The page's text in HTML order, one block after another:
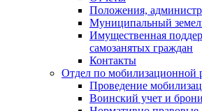
Положения,
Муниципальный
Имущественная
самозанятых граждан
Контакты
Отдел по мобилизационной
Проведение
Воинский учет и